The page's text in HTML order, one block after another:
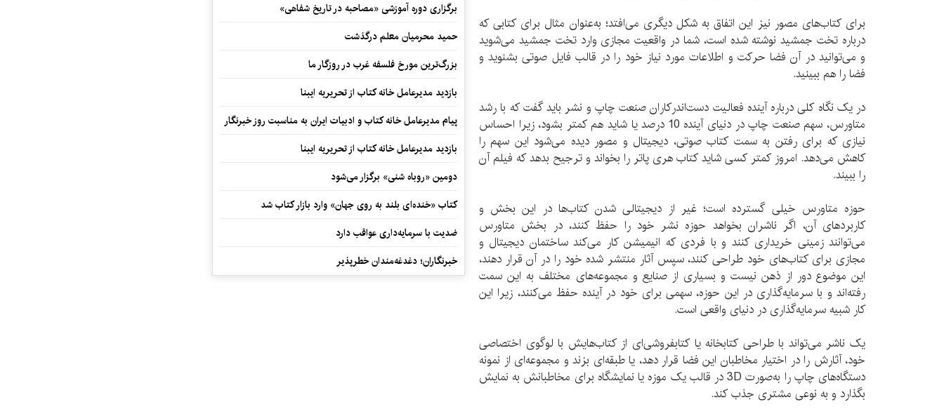
برای کتاب‌های مصور نیز این اتفاق به شکل دیگری می‌افتد؛ به‌عنوان مثال برای کتابی که
درباره تخت جمشید نوشته شده است، شما در واقعیت مجازی وارد تخت جمشید می‌شوید
و می‌توانید در آن فضا حرکت و اطلاعات مورد نیاز خود را در قالب فایل صوتی بشنوید و
فضا را هم ببینید.
در یک نگاه کلی درباره آینده فعالیت دست‌اندرکاران صنعت چاپ و نشر باید گفت که با رشد
متاورس، سهم صنعت چاپ در دنیای آینده 10 درصد یا شاید هم کمتر بشود، زیرا احساس
نیازی که برای رفتن به سمت کتاب صوتی، دیجیتال و مصور دیده می‌شود این سهم را
کاهش می‌دهد. امروز کمتر کسی شاید کتاب هری پاتر را بخواند و ترجیح بدهد که فیلم آن
را ببیند.
حوزه متاورس خیلی گسترده است؛ غیر از دیجیتالی شدن کتاب‌ها در این بخش و
کاربردهای آن، اگر ناشران بخواهد حوزه نشر خود را حفظ کنند، در بخش متاورس
می‌توانند زمینی خریداری کنند و با فردی که انیمیشن کار می‌کند ساختمان دیجیتال و
مجازی برای کتاب‌های خود طراحی ‌کنند، سپس آثار منتشر شده خود را در آن قرار دهند،
این موضوع دور از ذهن نیست و بسیاری از صنایع و مجموعه‌های مختلف به این سمت
رفته‌اند و با سرمایه‌گذاری در این حوزه، سهمی برای خود در آینده حفظ می‌کنند، زیرا این
کار شبیه سرمایه‌گذاری در دنیای واقعی است.
یک ناشر می‌تواند با طراحی کتابخانه یا کتابفروشی‌ای از کتاب‌هایش با لوگوی اختصاصی
خود، آثارش را در اختیار مخاطبان این فضا قرار دهد، یا طبقه‌ای بزند و مجموعه‌ای از نمونه
دستگاه‌های چاپ را به‌صورت 3D در قالب یک موزه یا نمایشگاه برای مخاطبانش به نمایش
بگذارد و به نوعی مشتری جذب کند.
برگزاری دوره آموزشی «مصاحبه در تاریخ شفاهی»
حمید محرمیان معلم درگذشت
بزرگ‌ترین مورخ فلسفه غرب در روزگار ما
بازدید مدیرعامل خانه کتاب از تحریریه ایبنا
پیام مدیرعامل خانه کتاب و ادبیات ایران به مناسبت روز خبرنگار
بازدید مدیرعامل خانه کتاب از تحریریه ایبنا
دومین «روباه شنی» برگزار می‌شود
کتاب «خنده‌ای بلند به روی جهان» وارد بازار کتاب شد
ضدیت با سرمایه‌داری عواقب دارد
خبرنگاران؛ دغدغه‌مندان خطرپذیر